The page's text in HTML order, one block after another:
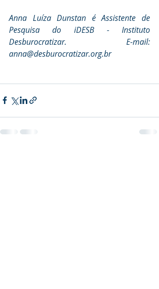
Anna Luíza Dunstan é Assistente de
Pesquisa do iDESB - Instituto
Desburocratizar. E-mail:
anna@desburocratizar.org.br